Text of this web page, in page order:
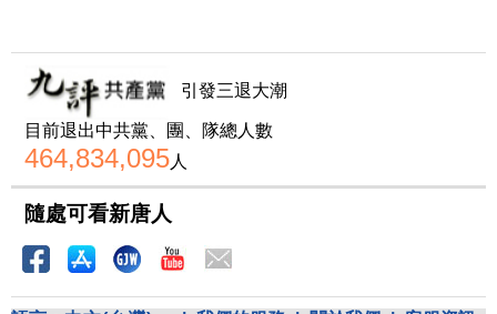
引發三退大潮
目前退出中共黨、團、隊總人數
464,834,095人
隨處可看新唐人